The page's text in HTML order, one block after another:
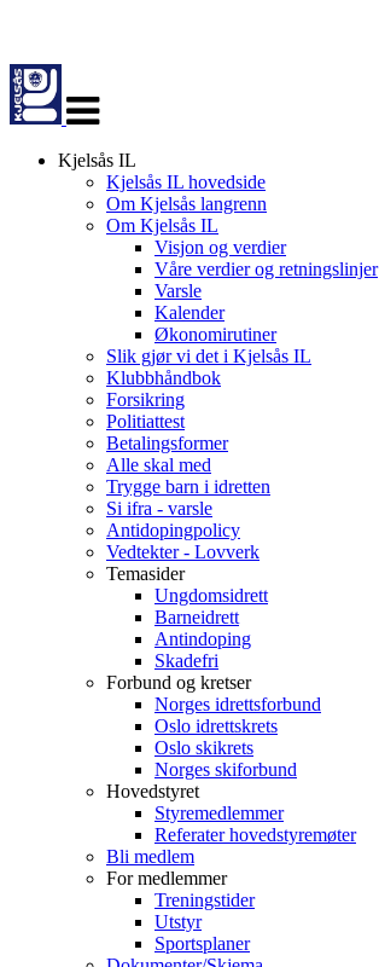
navigasjon
Kjelsås IL
Kjelsås IL hovedside
Om Kjelsås langrenn
Om Kjelsås IL
Visjon og verdier
Våre verdier og retningslinjer
Varsle
Kalender
Økonomirutiner
Slik gjør vi det i Kjelsås IL
Klubbhåndbok
Forsikring
Politiattest
Betalingsformer
Alle skal med
Trygge barn i idretten
Si ifra - varsle
Antidopingpolicy
Vedtekter - Lovverk
Temasider
Ungdomsidrett
Barneidrett
Antindoping
Skadefri
Forbund og kretser
Norges idrettsforbund
Oslo idrettskrets
Oslo skikrets
Norges skiforbund
Hovedstyret
Styremedlemmer
Referater hovedstyremøter
Bli medlem
For medlemmer
Treningstider
Utstyr
Sportsplaner